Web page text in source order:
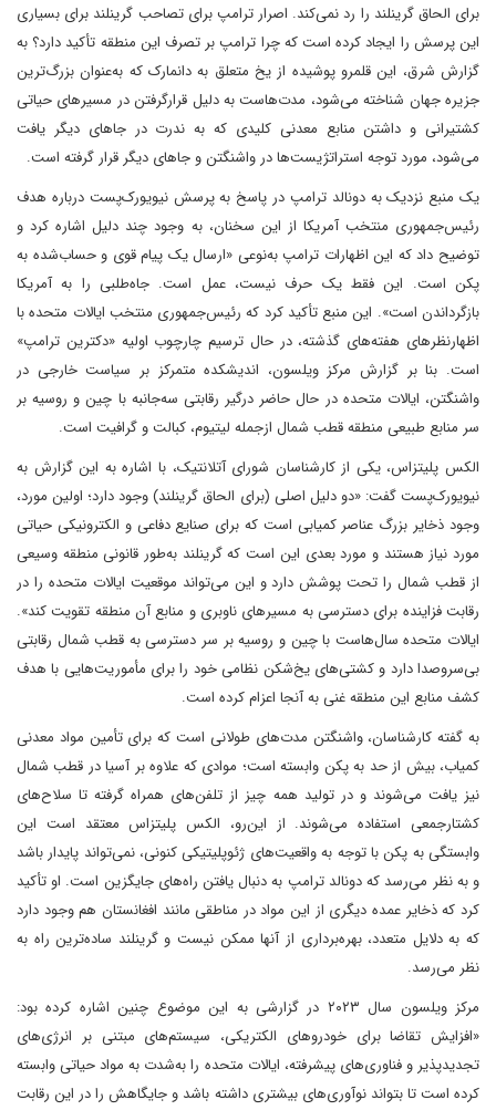
برای الحاق گرینلند را رد نمی‌کند. اصرار ترامپ برای تصاحب گرینلند برای بسیاری
این پرسش‌ را ایجاد کرده است که چرا ترامپ بر تصرف این منطقه تأکید دارد؟ به
گزارش شرق، این قلمرو پوشیده از یخ متعلق به دانمارک که به‌عنوان بزرگ‌ترین
جزیره جهان شناخته می‌شود، مدت‌هاست‌ به دلیل قرار‌گرفتن در مسیرهای حیاتی
کشتیرانی و داشتن منابع معدنی کلیدی که به‌ ندرت در جاهای دیگر یافت
می‌شود، مورد توجه استراتژیست‌ها در واشنگتن و جاهای دیگر قرار گرفته است.
یک منبع نزدیک به دونالد ترامپ در پاسخ به پرسش نیویورک‌پست درباره هدف
رئیس‌جمهوری منتخب آمریکا از این سخنان، به وجود چند دلیل اشاره کرد و
توضیح داد که این اظهارات ترامپ به‌نوعی «ارسال یک پیام قوی و حساب‌شده به
پکن است. این فقط یک حرف نیست، عمل است. جاه‌طلبی را به آمریکا
بازگرداندن است». این منبع تأکید کرد که رئیس‌جمهوری منتخب ایالات متحده با
اظهارنظرهای هفته‌های گذشته، در حال ترسیم چارچوب اولیه «دکترین ترامپ»
است. بنا بر گزارش مرکز ویلسون، اندیشکده متمرکز بر سیاست خارجی در
واشنگتن، ایالات متحده در حال حاضر درگیر رقابتی سه‌جانبه با چین و روسیه بر
سر منابع طبیعی منطقه قطب شمال از‌جمله لیتیوم، کبالت و گرافیت است.
الکس پلیتزاس، یکی از کارشناسان شورای آتلانتیک، با اشاره به این گزارش به
نیویورک‌پست گفت: «دو دلیل اصلی (برای الحاق گرینلند) وجود دارد؛ اولین مورد،
وجود ذخایر بزرگ عناصر کمیابی است که برای صنایع دفاعی و الکترونیکی حیاتی
مورد نیاز هستند و مورد بعدی این است که گرینلند به‌طور قانونی منطقه وسیعی
از قطب شمال را تحت پوشش دارد و این می‌تواند موقعیت ایالات متحده را در
رقابت فزاینده برای دسترسی به مسیرهای ناوبری و منابع آن منطقه تقویت کند‌».
ایالات متحده سال‌ها‌ست با چین و روسیه بر سر دسترسی به قطب شمال رقابتی
بی‌سر‌وصدا دارد و کشتی‌های یخ‌شکن نظامی خود را برای مأموریت‌هایی با هدف
کشف منابع این منطقه غنی به آنجا اعزام کرده است.
به گفته کارشناسان، واشنگتن مدت‌های طولانی است که برای تأمین مواد معدنی
کمیاب، بیش از حد به پکن وابسته است؛ موادی که علاوه بر آسیا در قطب شمال
نیز یافت می‌شوند و در تولید همه‌ چیز از تلفن‌های همراه گرفته تا سلاح‌های
کشتارجمعی استفاده می‌شوند. از این‌رو، الکس پلیتزاس معتقد است‌ این
وابستگی به پکن با توجه به واقعیت‌های ژئوپلیتیکی کنونی، نمی‌تواند پایدار باشد
و به نظر می‌رسد که دونالد ترامپ به دنبال یافتن راه‌های جایگزین است. او تأکید
کرد که ذخایر عمده دیگری از این مواد در مناطقی مانند افغانستان هم وجود دارد
که به دلایل متعدد، بهره‌برداری از آنها ممکن نیست و گرینلند ساده‌ترین راه به
نظر می‌رسد.
مرکز ویلسون سال ۲۰۲۳ در گزارشی به این موضوع چنین اشاره کرده بود:
«افزایش تقاضا برای خودروهای الکتریکی، سیستم‌های مبتنی بر انرژی‌های
تجدیدپذیر و فناوری‌های پیشرفته، ایالات متحده را به‌شدت به مواد حیاتی وابسته
کرده است تا بتواند نوآوری‌های بیشتری داشته باشد و جایگاهش را در این رقابت